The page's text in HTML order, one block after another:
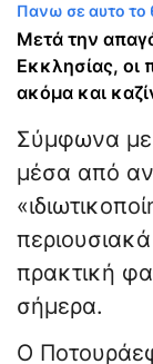
Πανω σε αυτο το
Μετά την
Εκκλησίας, οι
ακόμα και
Σύμφωνα με
μέσα από
περιουσιακά
πρακτική
σήμερα.
Ο